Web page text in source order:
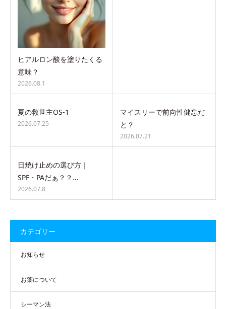
ヒアルロン酸を塗りたくる
意味？
2026.08.1
夏の救世主OS-1
2026.07.25
マイスリーで前向性健忘だ
と？
2026.07.21
日焼け止めの選び方｜
SPF・PAだぁ？？…
2026.07.8
カテゴリー
お知らせ
お薬について
シーマン法